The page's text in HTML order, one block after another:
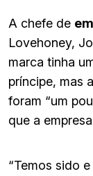
A chefe de
Lovehoney,
marca tinha
príncipe, mas
foram “um
que a
“Temos sido